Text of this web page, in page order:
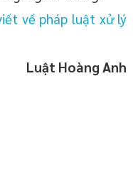
về pháp luật xử lý
Luật Hoàng Anh